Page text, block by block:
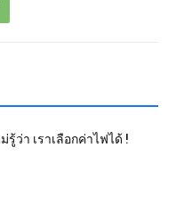
ว่า เราเลือกค่าไฟได้ !